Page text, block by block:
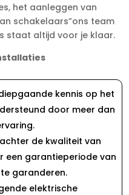
het aanleggen van
schakelaars”ons team
staat altijd voor je klaar.
kennis op het
door meer dan
de kwaliteit van
een garantieperiode van
garanderen.
elektrische